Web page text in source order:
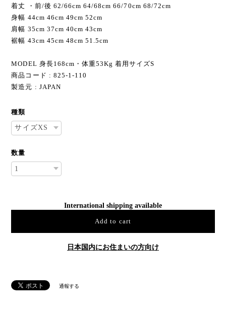
着丈 ・前/後 62/66cm 64/68cm 66/70cm 68/72cm
身幅 44cm 46cm 49cm 52cm
肩幅 35cm 37cm 40cm 43cm
裾幅 43cm 45cm 48cm 51.5cm
MODEL 身長168cm・体重53Kg 着用サイズS
商品コード : 825-1-110
製造元 : JAPAN
種類
数量
International shipping available
Add to cart
日本国内にお住まいの方向け
通報する